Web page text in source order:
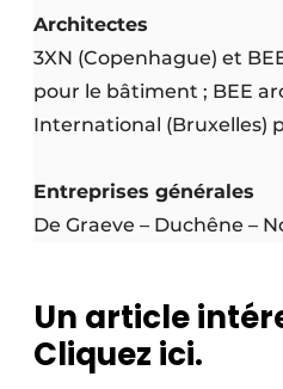
Architectes
3XN (Copenhague) et
pour le bâtiment ; BEE
International (Bruxelles)
Entreprises générales
De Graeve – Duchêne –
Un article
Cliquez ici.